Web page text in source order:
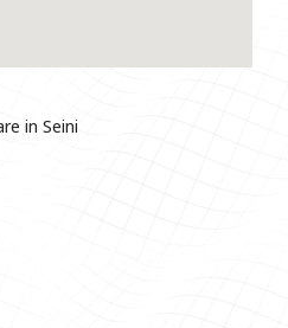
in Seini